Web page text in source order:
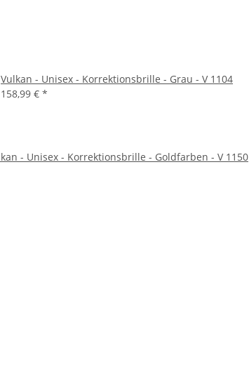
Vulkan - Unisex - Korrektionsbrille - Grau - V 1104
158,99 € *